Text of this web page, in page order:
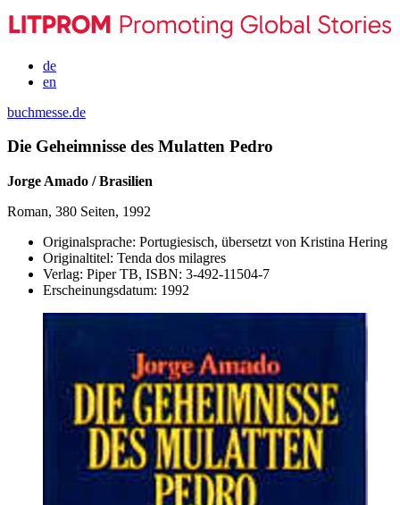
de
en
buchmesse.de
Die Geheimnisse des Mulatten Pedro
Jorge Amado / Brasilien
Roman, 380 Seiten, 1992
Originalsprache: Portugiesisch, übersetzt von Kristina Hering
Originaltitel: Tenda dos milagres
Verlag: Piper TB, ISBN: 3-492-11504-7
Erscheinungsdatum: 1992